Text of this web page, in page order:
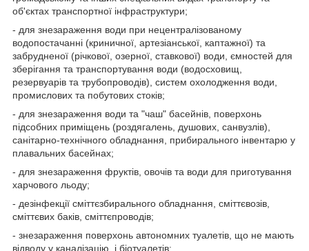
об'єктах транспортної інфраструктури;
- для знезараження води при нецентралізованому
водопостачанні (криничної, артезіанської, каптажної) та
забрудненої (річкової, озерної, ставкової) води, ємностей для
зберігання та транспортування води (водосховищ,
резервуарів та трубопроводів), систем охолодження води,
промислових та побутових стоків;
- для знезараження води та "чаш" басейнів, поверхонь
підсобних приміщень (роздягалень, душових, санвузлів),
санітарно-технічного обладнання, прибирального інвентарю у
плавальних басейнах;
- для знезараження фруктів, овочів та води для приготування
харчового льоду;
- дезінфекції сміттєзбирального обладнання, сміттєвозів,
сміттєвих баків, сміттєпроводів;
- знезараження поверхонь автономних туалетів, що не мають
відводу у каналізацію, і біотуалетів;